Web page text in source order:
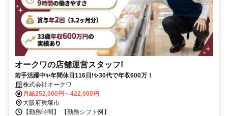
オークワの店舗運営スタッフ!
若手活躍中✨年間休日116日!✨30代で年収600万！
株式会社オークワ
月給252,000円～422,000円
大阪府貝塚市
【勤務時間】 【勤務シフト例】